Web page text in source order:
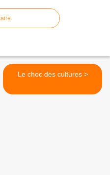
Le choc des cultures >